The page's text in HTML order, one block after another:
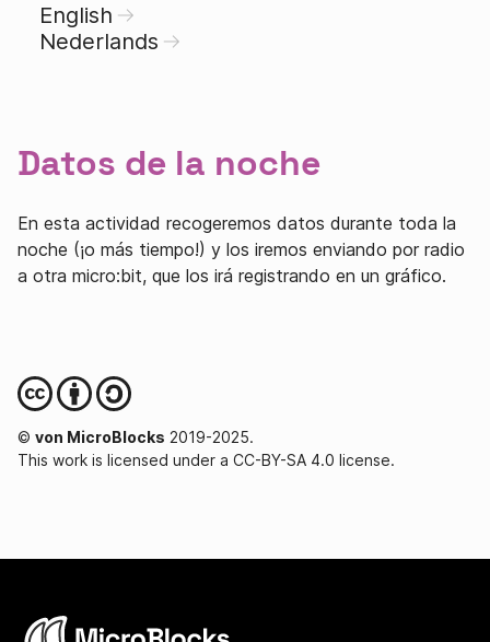
English
Nederlands
Datos de la noche
En esta actividad recogeremos datos durante toda la
noche (¡o más tiempo!) y los iremos enviando por radio
a otra micro:bit, que los irá registrando en un gráfico.
© von MicroBlocks 2019-2025.
This work is licensed under a CC-BY-SA 4.0 license.